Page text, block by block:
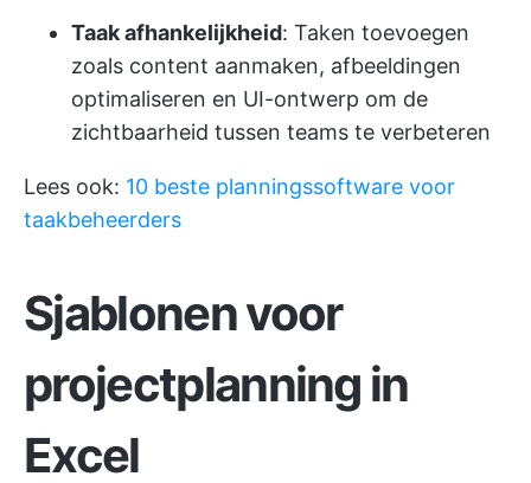
Taak afhankelijkheid: Taken toevoegen
zoals content aanmaken, afbeeldingen
optimaliseren en UI-ontwerp om de
zichtbaarheid tussen teams te verbeteren
Lees ook: 10 beste planningssoftware voor
taakbeheerders
Sjablonen voor
projectplanning in
Excel